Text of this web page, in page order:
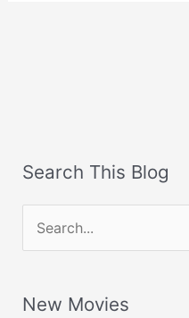
Search This Blog
e
rNew Movies